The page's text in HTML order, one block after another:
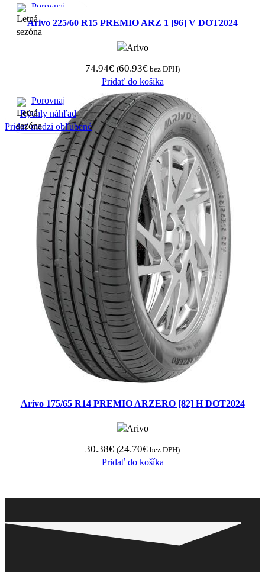
Porovnaj
Rýchly náhľad
Pridať medzi obľúbené
Arivo 225/60 R15 PREMIO ARZ 1 [96] V DOT2024
74.94€ (60.93€ bez DPH)
Pridať do košíka
Porovnaj
Rýchly náhľad
Pridať medzi obľúbené
Arivo 175/65 R14 PREMIO ARZERO [82] H DOT2024
30.38€ (24.70€ bez DPH)
Pridať do košíka